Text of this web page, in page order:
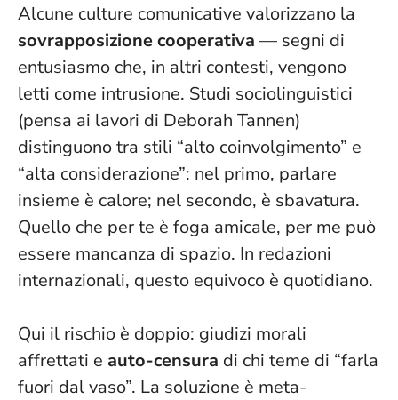
Alcune culture comunicative valorizzano la
sovrapposizione cooperativa — segni di
entusiasmo che, in altri contesti, vengono
letti come intrusione. Studi sociolinguistici
(pensa ai lavori di Deborah Tannen)
distinguono tra stili “alto coinvolgimento” e
“alta considerazione”: nel primo, parlare
insieme è calore; nel secondo, è sbavatura.
Quello che per te è foga amicale, per me può
essere mancanza di spazio. In redazioni
internazionali, questo equivoco è quotidiano.
Qui il rischio è doppio: giudizi morali
affrettati e auto-censura di chi teme di “farla
fuori dal vaso”. La soluzione è meta-